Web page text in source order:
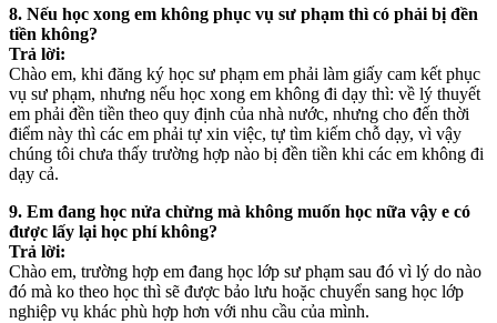
8. Nếu học xong em không phục vụ sư phạm thì có phải bị đền
tiền không?
Trả lời:
Chào em, khi đăng ký học sư phạm em phải làm giấy cam kết phục
vụ sư phạm, nhưng nếu học xong em không đi dạy thì: về lý thuyết
em phải đền tiền theo quy định của nhà nước, nhưng cho đến thời
điểm này thì các em phải tự xin việc, tự tìm kiếm chỗ dạy, vì vậy
chúng tôi chưa thấy trường hợp nào bị đền tiền khi các em không đi
dạy cả.
9. Em đang học nửa chừng mà không muốn học nữa vậy e có
được lấy lại học phí không?
Trả lời:
Chào em, trường hợp em đang học lớp sư phạm sau đó vì lý do nào
đó mà ko theo học thì sẽ được bảo lưu hoặc chuyển sang học lớp
nghiệp vụ khác phù hợp hơn với nhu cầu của mình.